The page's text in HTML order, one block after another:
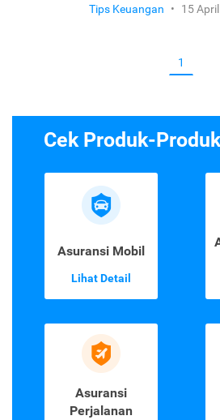
Tips Keuangan • 15
1
Cek Produk-
Asuransi Mobil
Lihat Detail
Asuransi
Perjalanan